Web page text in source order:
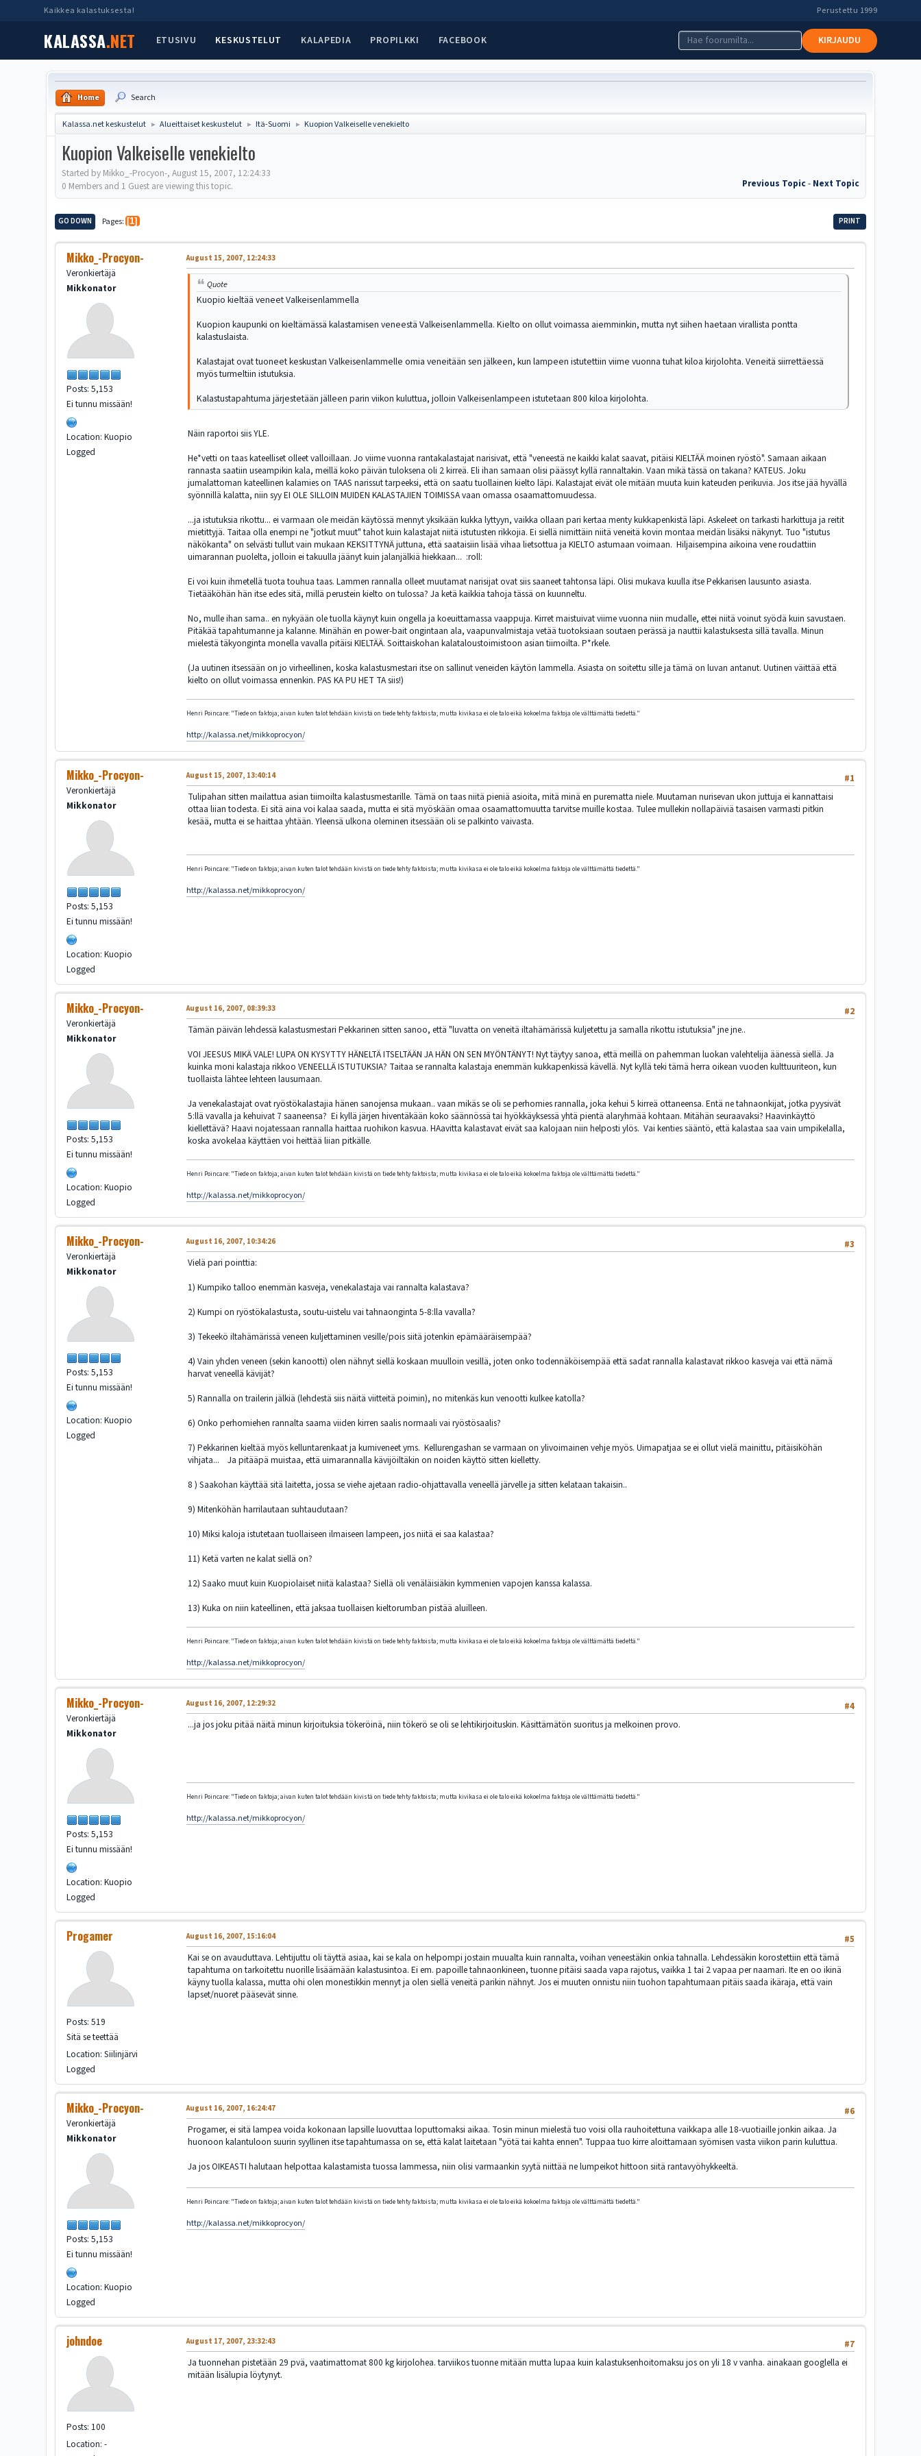
Kaikkea kalastuksesta! Perustettu 1999
KALASSA.NET ETUSIVU KESKUSTELUT KALAPEDIA PROPILKKI FACEBOOK KIRJAUDU
Home Search
Kalassa.net keskustelut ► Alueittaiset keskustelut ► Itä-Suomi ► Kuopion Valkeiselle venekielto
Kuopion Valkeiselle venekielto
Started by Mikko_-Procyon-, August 15, 2007, 12:24:33
Previous Topic- Next Topic
0 Members and 1 Guest are viewing this topic.
PRINT
GO DOWN Pages 1
Mikko_-Procyon-
Veronkiertäjä
Mikkonator
Posts: 5,153
Ei tunnu missään!
Location: Kuopio
Logged
August 15, 2007, 12:24:33
Quote
Kuopio kieltää veneet Valkeisenlammella
Kuopion kaupunki on kieltämässä kalastamisen veneestä Valkeisenlammella. Kielto on ollut voimassa aiemminkin, mutta nyt siihen haetaan virallista pontta
kalastuslaista.
Kalastajat ovat tuoneet keskustan Valkeisenlammelle omia veneitään sen jälkeen, kun lampeen istutettiin viime vuonna tuhat kiloa kirjolohta. Veneitä siirrettäessä
myös turmeltiin istutuksia.
Kalastustapahtuma järjestetään jälleen parin viikon kuluttua, jolloin Valkeisenlampeen istutetaan 800 kiloa kirjolohta.
Näin raportoi siis YLE.
He*vetti on taas kateelliset olleet valloillaan. Jo viime vuonna rantakalastajat narisivat, että "veneestä ne kaikki kalat saavat, pitäisi KIELTÄÄ moinen ryöstö". Samaan aikaan
rannasta saatiin useampikin kala, meillä koko päivän tuloksena oli 2 kirreä. Eli ihan samaan olisi päässyt kyllä rannaltakin. Vaan mikä tässä on takana? KATEUS. Joku
jumalattoman kateellinen kalamies on TAAS narissut tarpeeksi, että on saatu tuollainen kielto läpi. Kalastajat eivät ole mitään muuta kuin kateuden perikuvia. Jos itse jää hyvällä
syönnillä kalatta, niin syy EI OLE SILLOIN MUIDEN KALASTAJIEN TOIMISSA vaan omassa osaamattomuudessa.
...ja istutuksia rikottu... ei varmaan ole meidän käytössä mennyt yksikään kukka lyttyyn, vaikka ollaan pari kertaa menty kukkapenkistä läpi. Askeleet on tarkasti harkittuja ja reitit
mietittyjä. Taitaa olla enempi ne "jotkut muut" tahot kuin kalastajat niitä istutusten rikkojia. Ei siellä nimittäin niitä veneitä kovin montaa meidän lisäksi näkynyt. Tuo "istutus
näkökanta" on selvästi tullut vain mukaan KEKSITTYNÄ juttuna, että saataisiin lisää vihaa lietsottua ja KIELTO astumaan voimaan. Hiljaisempina aikoina vene roudattiin
uimarannan puolelta, jolloin ei takuulla jäänyt kuin jalanjälkiä hiekkaan... :roll:
Ei voi kuin ihmetellä tuota touhua taas. Lammen rannalla olleet muutamat narisijat ovat siis saaneet tahtonsa läpi. Olisi mukava kuulla itse Pekkarisen lausunto asiasta.
Tietääköhän hän itse edes sitä, millä perustein kielto on tulossa? Ja ketä kaikkia tahoja tässä on kuunneltu.
No, mulle ihan sama.. en nykyään ole tuolla käynyt kuin ongella ja koeuittamassa vaappuja. Kirret maistuivat viime vuonna niin mudalle, ettei niitä voinut syödä kuin savustaen.
Pitäkää tapahtumanne ja kalanne. Minähän en power-bait ongintaan ala, vaapunvalmistaja vetää tuotoksiaan soutaen perässä ja nauttii kalastuksesta sillä tavalla. Minun
mielestä täkyonginta monella vavalla pitäisi KIELTÄÄ. Soittaiskohan kalataloustoimistoon asian tiimoilta. P*rkele.
(Ja uutinen itsessään on jo virheellinen, koska kalastusmestari itse on sallinut veneiden käytön lammella. Asiasta on soitettu sille ja tämä on luvan antanut. Uutinen väittää että
kielto on ollut voimassa ennenkin. PAS KA PU HET TA siis!)
Henri Poincare: "Tiede on faktoja; aivan kuten talot tehdään kivistä on tiede tehty faktoista; mutta kivikasa ei ole talo eikä kokoelma faktoja ole välttämättä tiedettä."
http://kalassa.net/mikkoprocyon/
Mikko_-Procyon-
Veronkiertäjä
Mikkonator
Posts: 5,153
Ei tunnu missään!
Location: Kuopio
Logged
#1
August 15, 2007, 13:40:14
Tulipahan sitten mailattua asian tiimoilta kalastusmestarille. Tämä on taas niitä pieniä asioita, mitä minä en purematta niele. Muutaman nurisevan ukon juttuja ei kannattaisi
ottaa liian todesta. Ei sitä aina voi kalaa saada, mutta ei sitä myöskään omaa osaamattomuutta tarvitse muille kostaa. Tulee mullekin nollapäiviä tasaisen varmasti pitkin
kesää, mutta ei se haittaa yhtään. Yleensä ulkona oleminen itsessään oli se palkinto vaivasta.
Henri Poincare: "Tiede on faktoja; aivan kuten talot tehdään kivistä on tiede tehty faktoista; mutta kivikasa ei ole talo eikä kokoelma faktoja ole välttämättä tiedettä."
http://kalassa.net/mikkoprocyon/
Mikko_-Procyon-
Veronkiertäjä
Mikkonator
Posts: 5,153
Ei tunnu missään!
Location: Kuopio
Logged
#2
August 16, 2007, 08:39:33
Tämän päivän lehdessä kalastusmestari Pekkarinen sitten sanoo, että "luvatta on veneitä iltahämärissä kuljetettu ja samalla rikottu istutuksia" jne jne..
VOI JEESUS MIKÄ VALE! LUPA ON KYSYTTY HÄNELTÄ ITSELTÄÄN JA HÄN ON SEN MYÖNTÄNYT! Nyt täytyy sanoa, että meillä on pahemman luokan valehtelija äänessä siellä. Ja
kuinka moni kalastaja rikkoo VENEELLÄ ISTUTUKSIA? Taitaa se rannalta kalastaja enemmän kukkapenkissä kävellä. Nyt kyllä teki tämä herra oikean vuoden kulttuuriteon, kun
tuollaista lähtee lehteen lausumaan.
Ja venekalastajat ovat ryöstökalastajia hänen sanojensa mukaan.. vaan mikäs se oli se perhomies rannalla, joka kehui 5 kirreä ottaneensa. Entä ne tahnaonkijat, jotka pyysivät
5:llä vavalla ja kehuivat 7 saaneensa? Ei kyllä järjen hiventäkään koko säännössä tai hyökkäyksessä yhtä pientä alaryhmää kohtaan. Mitähän seuraavaksi? Haavinkäyttö
kiellettävä? Haavi nojatessaan rannalla haittaa ruohikon kasvua. HAavitta kalastavat eivät saa kalojaan niin helposti ylös. Vai kenties sääntö, että kalastaa saa vain umpikelalla,
koska avokelaa käyttäen voi heittää liian pitkälle.
Henri Poincare: "Tiede on faktoja; aivan kuten talot tehdään kivistä on tiede tehty faktoista; mutta kivikasa ei ole talo eikä kokoelma faktoja ole välttämättä tiedettä."
http://kalassa.net/mikkoprocyon/
Mikko_-Procyon-
Veronkiertäjä
Mikkonator
Posts: 5,153
Ei tunnu missään!
Location: Kuopio
Logged
#3
August 16, 2007, 10:34:26
Vielä pari pointtia:
1) Kumpiko talloo enemmän kasveja, venekalastaja vai rannalta kalastava?
2) Kumpi on ryöstökalastusta, soutu-uistelu vai tahnaonginta 5-8:lla vavalla?
3) Tekeekö iltahämärissä veneen kuljettaminen vesille/pois siitä jotenkin epämääräisempää?
4) Vain yhden veneen (sekin kanootti) olen nähnyt siellä koskaan muulloin vesillä, joten onko todennäköisempää että sadat rannalla kalastavat rikkoo kasveja vai että nämä
harvat veneellä kävijät?
5) Rannalla on trailerin jälkiä (lehdestä siis näitä viitteitä poimin), no mitenkäs kun venootti kulkee katolla?
6) Onko perhomiehen rannalta saama viiden kirren saalis normaali vai ryöstösaalis?
7) Pekkarinen kieltää myös kelluntarenkaat ja kumiveneet yms. Kellurengashan se varmaan on ylivoimainen vehje myös. Uimapatjaa se ei ollut vielä mainittu, pitäisiköhän
vihjata... Ja pitääpä muistaa, että uimarannalla kävijöiltäkin on noiden käyttö sitten kielletty.
8 ) Saakohan käyttää sitä laitetta, jossa se viehe ajetaan radio-ohjattavalla veneellä järvelle ja sitten kelataan takaisin..
9) Mitenköhän harrilautaan suhtaudutaan?
10) Miksi kaloja istutetaan tuollaiseen ilmaiseen lampeen, jos niitä ei saa kalastaa?
11) Ketä varten ne kalat siellä on?
12) Saako muut kuin Kuopiolaiset niitä kalastaa? Siellä oli venäläisiäkin kymmenien vapojen kanssa kalassa.
13) Kuka on niin kateellinen, että jaksaa tuollaisen kieltorumban pistää aluilleen.
Henri Poincare: "Tiede on faktoja; aivan kuten talot tehdään kivistä on tiede tehty faktoista; mutta kivikasa ei ole talo eikä kokoelma faktoja ole välttämättä tiedettä."
http://kalassa.net/mikkoprocyon/
Mikko_-Procyon-
Veronkiertäjä
Mikkonator
Posts: 5,153
Ei tunnu missään!
Location: Kuopio
Logged
#4
August 16, 2007, 12:29:32
...ja jos joku pitää näitä minun kirjoituksia tökeröinä, niin tökerö se oli se lehtikirjoituskin. Käsittämätön suoritus ja melkoinen provo.
Henri Poincare: "Tiede on faktoja; aivan kuten talot tehdään kivistä on tiede tehty faktoista; mutta kivikasa ei ole talo eikä kokoelma faktoja ole välttämättä tiedettä."
http://kalassa.net/mikkoprocyon/
Progamer
Posts: 519
Sitä se teettää
Location: Siilinjärvi
Logged
#5
August 16, 2007, 15:16:04
Kai se on avauduttava. Lehtijuttu oli täyttä asiaa, kai se kala on helpompi jostain muualta kuin rannalta, voihan veneestäkin onkia tahnalla. Lehdessäkin korostettiin että tämä
tapahtuma on tarkoitettu nuorille lisäämään kalastusintoa. Ei em. papoille tahnaonkineen, tuonne pitäisi saada vapa rajotus, vaikka 1 tai 2 vapaa per naamari. Ite en oo ikinä
käyny tuolla kalassa, mutta ohi olen monestikkin mennyt ja olen siellä veneitä parikin nähnyt. Jos ei muuten onnistu niin tuohon tapahtumaan pitäis saada ikäraja, että vain
lapset/nuoret pääsevät sinne.
Mikko_-Procyon-
Veronkiertäjä
Mikkonator
Posts: 5,153
Ei tunnu missään!
Location: Kuopio
Logged
#6
August 16, 2007, 16:24:47
Progamer, ei sitä lampea voida kokonaan lapsille luovuttaa loputtomaksi aikaa. Tosin minun mielestä tuo voisi olla rauhoitettuna vaikkapa alle 18-vuotiaille jonkin aikaa. Ja
huonoon kalantuloon suurin syyllinen itse tapahtumassa on se, että kalat laitetaan "yötä tai kahta ennen". Tuppaa tuo kirre aloittamaan syömisen vasta viikon parin kuluttua.
Ja jos OIKEASTI halutaan helpottaa kalastamista tuossa lammessa, niin olisi varmaankin syytä niittää ne lumpeikot hittoon siitä rantavyöhykkeeltä.
Henri Poincare: "Tiede on faktoja; aivan kuten talot tehdään kivistä on tiede tehty faktoista; mutta kivikasa ei ole talo eikä kokoelma faktoja ole välttämättä tiedettä."
http://kalassa.net/mikkoprocyon/
johndoe
Posts: 100
Location: -
#7
August 17, 2007, 23:32:43
Ja tuonnehan pistetään 29 pvä, vaatimattomat 800 kg kirjolohea. tarviikos tuonne mitään mutta lupaa kuin kalastuksenhoitomaksu jos on yli 18 v vanha. ainakaan googlella ei
mitään lisälupia löytynyt.